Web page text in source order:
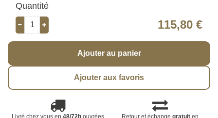
Quantité
115,80 €
Ajouter au panier
Ajouter aux favoris
Livré chez vous en 48/72houvrées Retour et échangegratuit en